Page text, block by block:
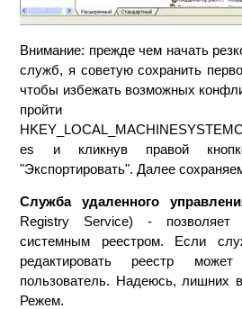
Внимание: прежде чем начать
служб, я советую сохранить
чтобы избежать возможных
es и кликнув правой
"Экспортировать". Далее
Служба удаленного
Registry Service) - позволяет
системным реестром. Если
редактировать реестр
пользователь. Надеюсь, лишних
Режем.